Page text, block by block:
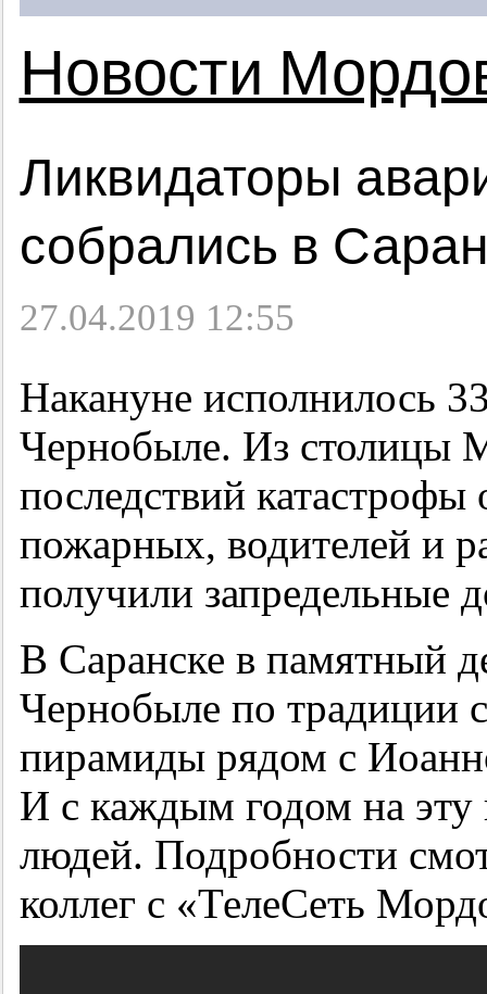
Новости
Ликвидаторы
собрались в
27.04.2019 12:55
Накануне исполнилось
Чернобыле. Из столицы
последствий
пожарных, водителей и
получили запредельные
В Саранске в памятный
Чернобыле по традиции
пирамиды рядом с
И с каждым годом на эту
людей. Подробности
коллег с «ТелеСеть